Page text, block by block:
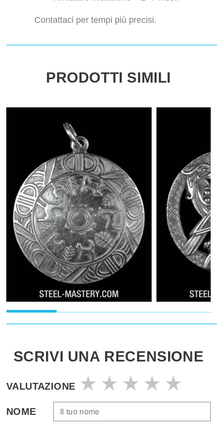
Contattaci per tempi più precisi.
PRODOTTI SIMILI
SCRIVI UNA RECENSIONE
VALUTAZIONE
NOME